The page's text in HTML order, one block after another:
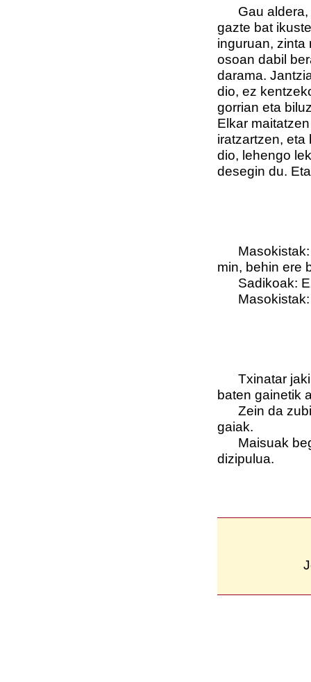
Gau aldera,
gazte bat
inguruan, zinta
osoan dabil
darama.
dio, ez
gorrian eta
Elkar
iratzartzen,
dio, lehengo
desegin du.
Masokistak:
min, behin ere
Sadikoak:
Masokistak:
Txinatar
baten gainetik
Zein da
gaiak.
Maisuak
dizipulua.